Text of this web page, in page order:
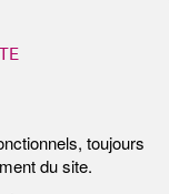
Jack